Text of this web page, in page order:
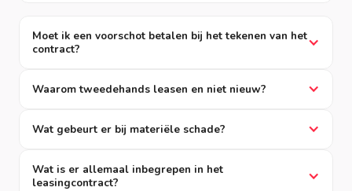
Moet ik een voorschot betalen bij het tekenen van het
contract?
Waarom tweedehands leasen en niet nieuw?
Wat gebeurt er bij materiële schade?
Wat is er allemaal inbegrepen in het
leasingcontract?